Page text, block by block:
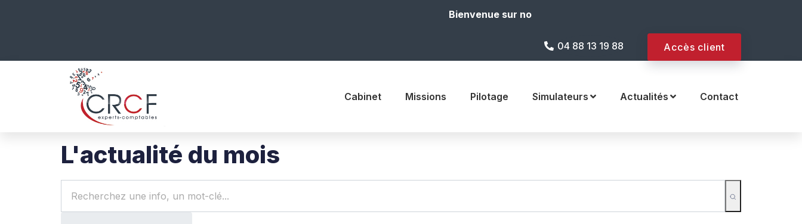
Bienvenue sur notre site internet !
04 88 13 19 88 Accès client
Cabinet Missions Pilotage Simulateurs Actualités Contact
L'actualité du mois